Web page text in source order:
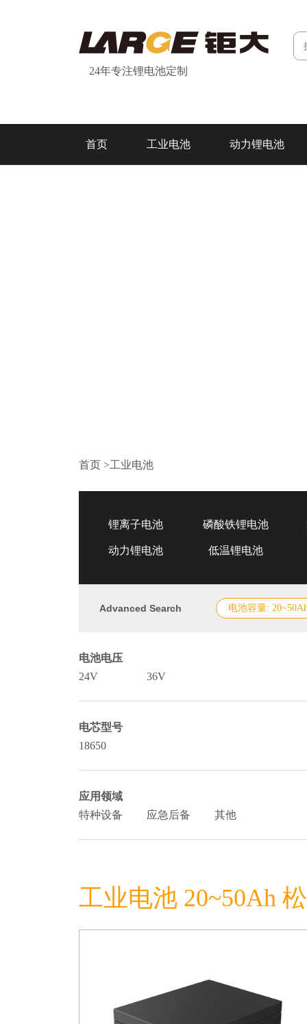
24年专注锂电池定制
首页 工业电池 动力锂电池
首页 >工业电池
锂离子电池 磷酸铁锂电池
动力锂电池 低温锂电池
Advanced Search 电池容量:
电池电压
24V
36V
电芯型号
18650
应用领域
特种设备
应急后备 其他
工业电池 20~50Ah